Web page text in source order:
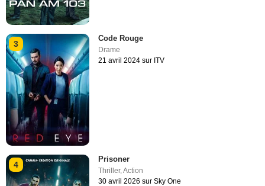
3
Code Rouge
Drame
21 avril 2024 sur ITV
4
Prisoner
Thriller,Action
30 avril 2026 sur Sky One